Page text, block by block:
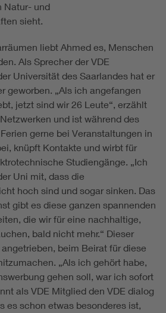
Natur- und
sieht.
liebt Ahmed es, Menschen
Als Sprecher der VDE
Universität des Saarlandes hat er
geworben. „Als ich angefangen
jetzt sind wir 26 Leute“, erzählt
und ist während des
gerne bei Veranstaltungen in
knüpft Kontakte und wirbt für
Studiengänge. „Ich
Uni mit, dass die
hoch sind und sogar sinken. Das
gibt es diese ganzen spannenden
die wir für eine nachhaltige,
bald nicht mehr.“ Dieser
beim Beirat für diese
„Als ich gehört habe,
gehen soll, war ich sofort
als VDE Mitglied den VDE dialog
es schon etwas besonderes ist,